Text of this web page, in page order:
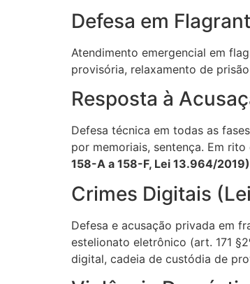
Defesa em
Atendimento emergencial em
provisória, relaxamento de
Resposta à
Defesa técnica em todas as
por memoriais, sentença. Em
158-A a 158-F, Lei 13.964/2019)
Crimes Digitais
Defesa e acusação privada em
estelionato eletrônico (art. 171
digital, cadeia de custódia de